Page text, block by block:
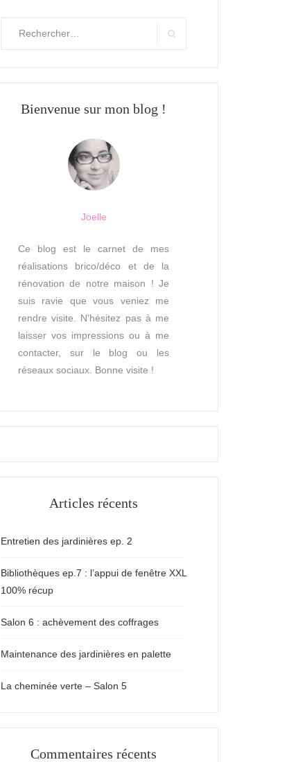
Bienvenue sur mon blog !
Joelle
Ce blog est le carnet de mes
réalisations brico/déco et de la
rénovation de notre maison ! Je
suis ravie que vous veniez me
rendre visite. N'hésitez pas à me
laisser vos impressions ou à me
contacter, sur le blog ou les
réseaux sociaux. Bonne visite !
Articles récents
Entretien des jardinières ep. 2
Bibliothèques ep.7 : l’appui de fenêtre XXL
100% récup
Salon 6 : achèvement des coffrages
Maintenance des jardinières en palette
La cheminée verte – Salon 5
Commentaires récents